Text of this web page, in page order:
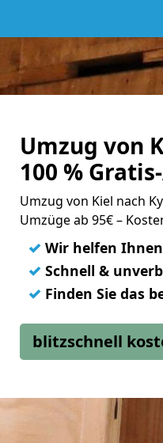
Umzug von
100 %
Umzug von Kiel nach
Umzüge ab 95€ –
✓ Wir helfen
✓ Schnell &
✓ Finden Sie das
blitzschnell